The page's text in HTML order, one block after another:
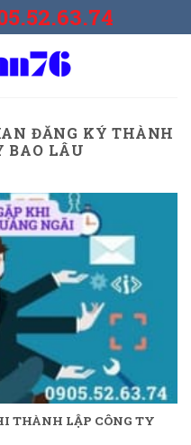
ĐĂNG KÝ THÀNH
BAO LÂU
THÀNH LẬP CÔNG TY